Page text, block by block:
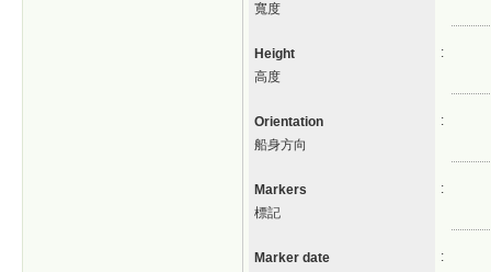
寬度
Height
高度
:
Orientation
船身方向
:
Markers
標記
:
Marker date
: